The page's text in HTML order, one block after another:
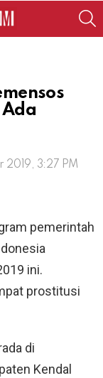
2019, 3:27 PM
pemerintah
ini.
prostitusi
di
Kendal